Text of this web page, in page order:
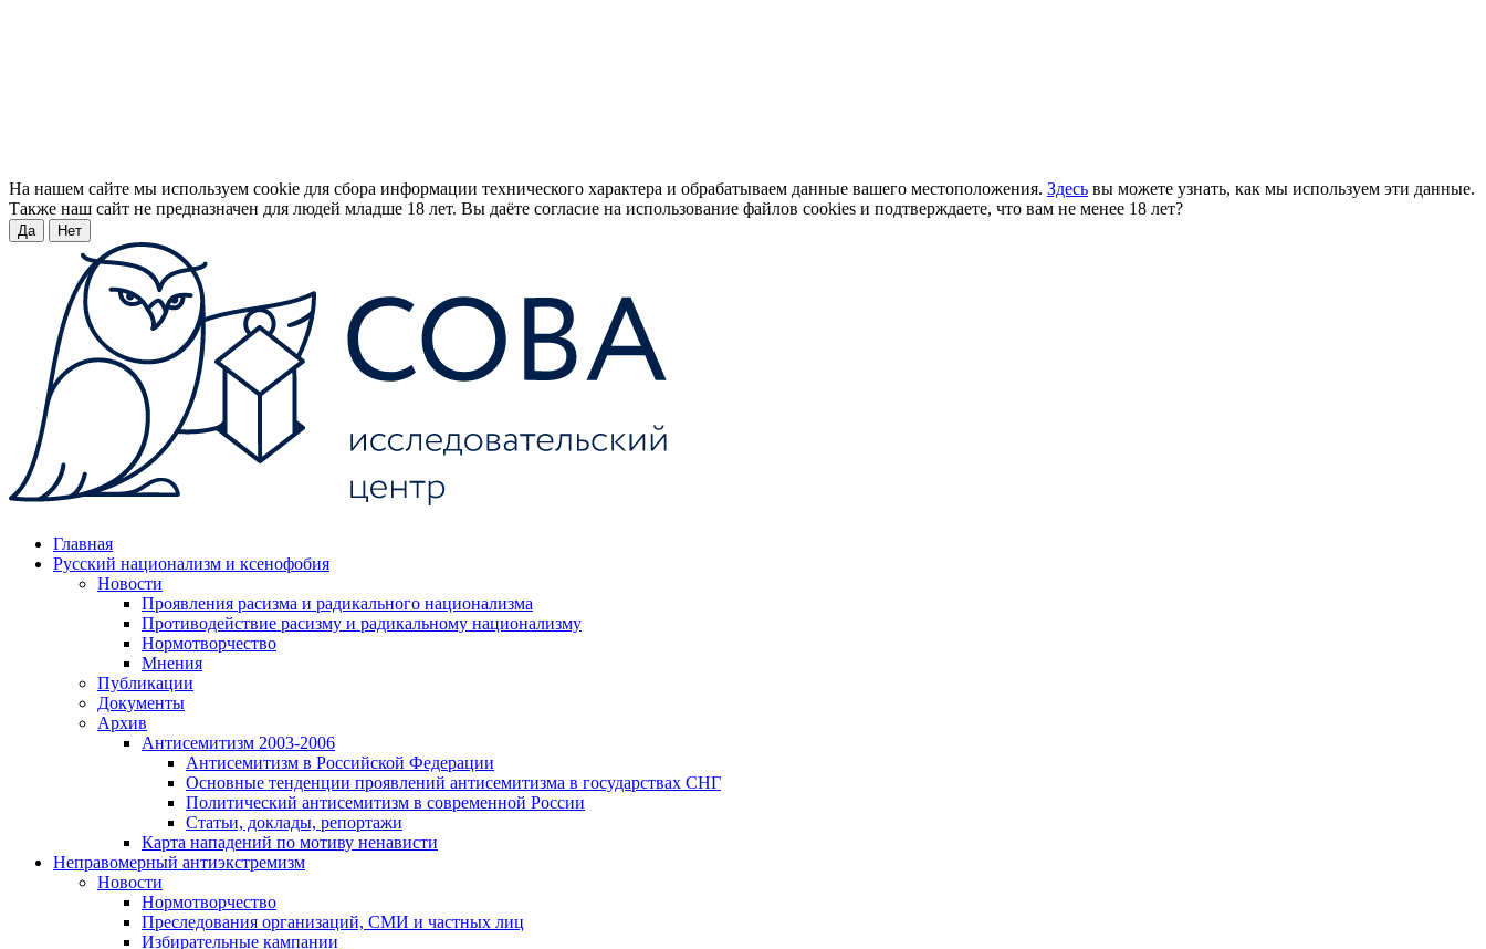
На нашем сайте мы используем cookie для сбора информации технического характера и обрабатываем данные вашего местоположения. Здесь вы можете узнать, как мы используем эти данные.
Также наш сайт не предназначен для людей младше 18 лет. Вы даёте согласие на использование файлов cookies и подтверждаете, что вам не менее 18 лет?
Да Нет
Главная
Русский национализм и ксенофобия
Новости
Проявления расизма и радикального национализма
Противодействие расизму и радикальному национализму
Нормотворчество
Мнения
Публикации
Документы
Архив
Антисемитизм 2003-2006
Антисемитизм в Российской Федерации
Основные тенденции проявлений антисемитизма в государствах СНГ
Политический антисемитизм в современной России
Статьи, доклады, репортажи
Карта нападений по мотиву ненависти
Неправомерный антиэкстремизм
Новости
Нормотворчество
Преследования организаций, СМИ и частных лиц
Избирательные кампании